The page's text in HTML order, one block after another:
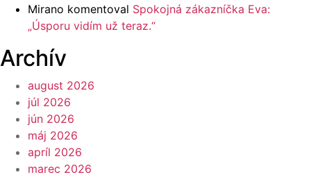
Mirano komentoval Spokojná zákazníčka Eva:
„Úsporu vidím už teraz.“
Archív
august 2026
júl 2026
jún 2026
máj 2026
apríl 2026
marec 2026